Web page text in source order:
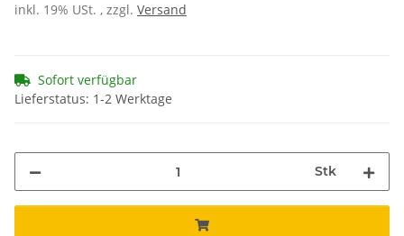
inkl. 19% USt. , zzgl. Versand
Sofort verfügbar
Lieferstatus: 1-2 Werktage
Stk